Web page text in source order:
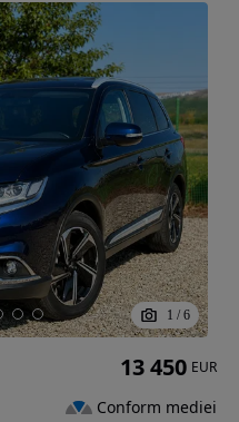
1 / 6
13 450 EUR
Conform mediei